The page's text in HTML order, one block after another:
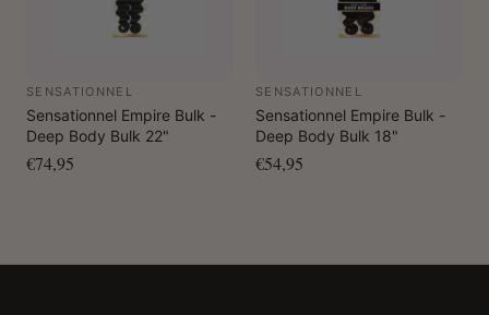
SENSATIONNEL
Sensationnel Empire Bulk -
Deep Body Bulk 22"
€74,95
SENSATIONNEL
Sensationnel Empire Bulk -
Deep Body Bulk 18"
€54,95